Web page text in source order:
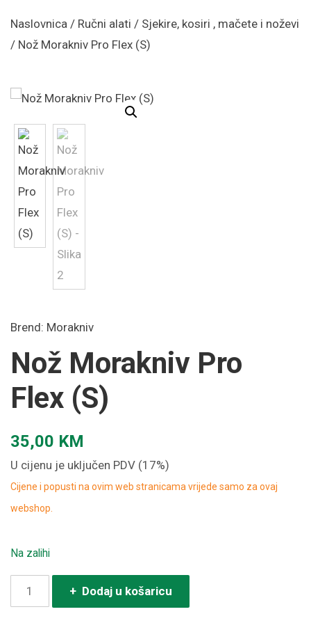
Naslovnica / Ručni alati / Sjekire, kosiri , mačete i noževi
/ Nož Morakniv Pro Flex (S)
Brend: Morakniv
Nož Morakniv Pro
Flex (S)
35,00 KM
U cijenu je uključen PDV (17%)
Cijene i popusti na ovim web stranicama vrijede samo za ovaj
webshop.
Na zalihi
Nož
Morakniv
+ Dodaj u košaricu